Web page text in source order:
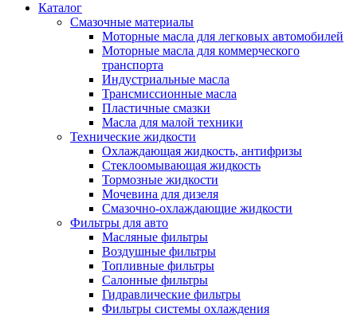
Каталог
Смазочные материалы
Моторные масла для легковых автомобилей
Моторные масла для коммерческого
транспорта
Индустриальные масла
Трансмиссионные масла
Пластичные смазки
Масла для малой техники
Технические жидкости
Охлаждающая жидкость, антифризы
Стеклоомывающая жидкость
Тормозные жидкости
Мочевина для дизеля
Смазочно-охлаждающие жидкости
Фильтры для авто
Масляные фильтры
Воздушные фильтры
Топливные фильтры
Салонные фильтры
Гидравлические фильтры
Фильтры системы охлаждения